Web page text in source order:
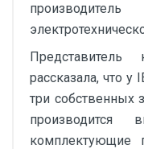
рассказала, что у
три собственных
производится
комплектующие